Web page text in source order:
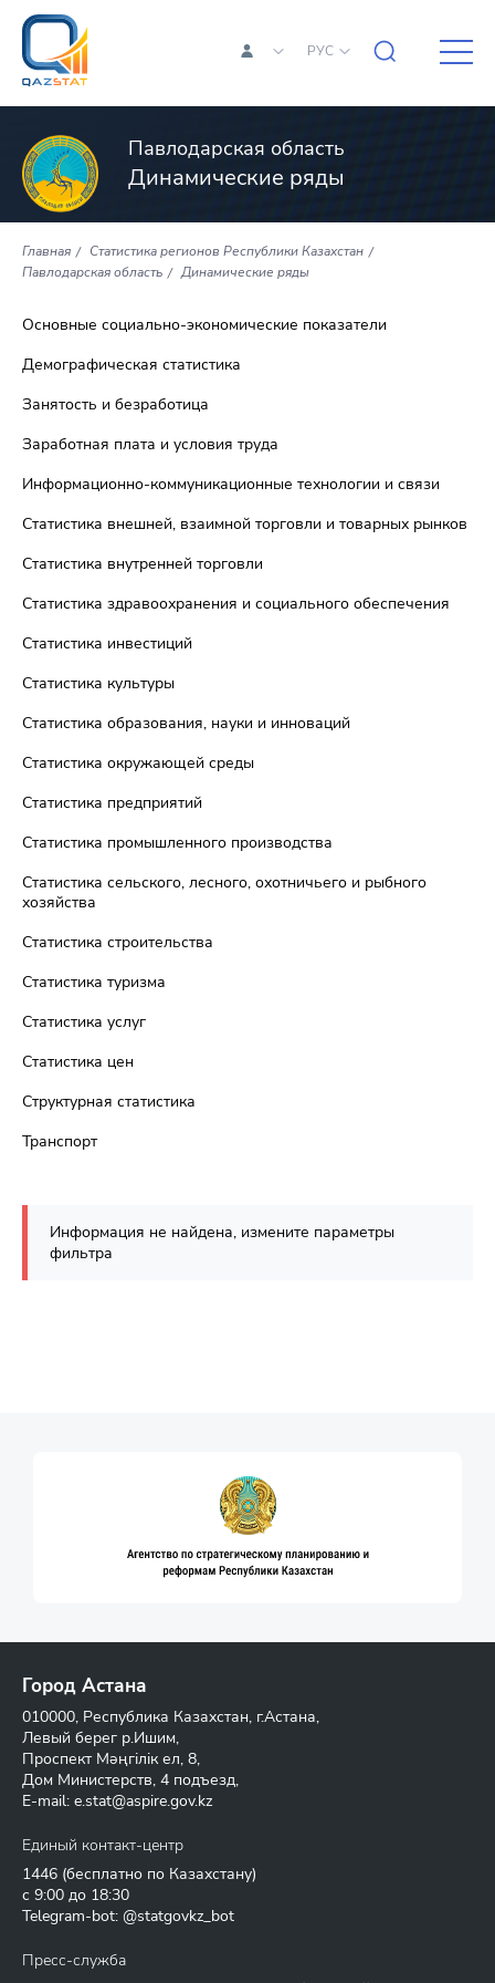
РУС
Павлодарская область
Динамические ряды
Главная
Статистика регионов Республики Казахстан
Павлодарская область
Динамические ряды
Основные социально-экономические показатели
Демографическая статистика
Занятость и безработица
Заработная плата и условия труда
Информационно-коммуникационные технологии и связи
Статистика внешней, взаимной торговли и товарных рынков
Статистика внутренней торговли
Статистика здравоохранения и социального обеспечения
Статистика инвестиций
Статистика культуры
Статистика образования, науки и инноваций
Статистика окружающей среды
Статистика предприятий
Статистика промышленного производства
Статистика сельского, лесного, охотничьего и рыбного
хозяйства
Статистика строительства
Статистика туризма
Статистика услуг
Статистика цен
Структурная статистика
Транспорт
Информация не найдена, измените параметры
фильтра
Город Астана
010000, Республика Казахстан, г.Астана,
Левый берег р.Ишим,
Проспект Мәңгілік ел, 8,
Дом Министерств, 4 подъезд,
E-mail: e.stat@aspire.gov.kz
Единый контакт-центр
1446 (бесплатно по Казахстану)
с 9:00 до 18:30
Telegram-bot: @statgovkz_bot
Пресс-служба